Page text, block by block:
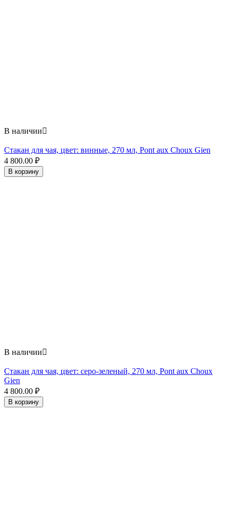
В наличии
Стакан для чая, цвет: винные, 270 мл, Pont aux Choux Gien
4 800.00 ₽
В корзину
В наличии
Стакан для чая, цвет: серо-зеленый, 270 мл, Pont aux Choux
Gien
4 800.00 ₽
В корзину